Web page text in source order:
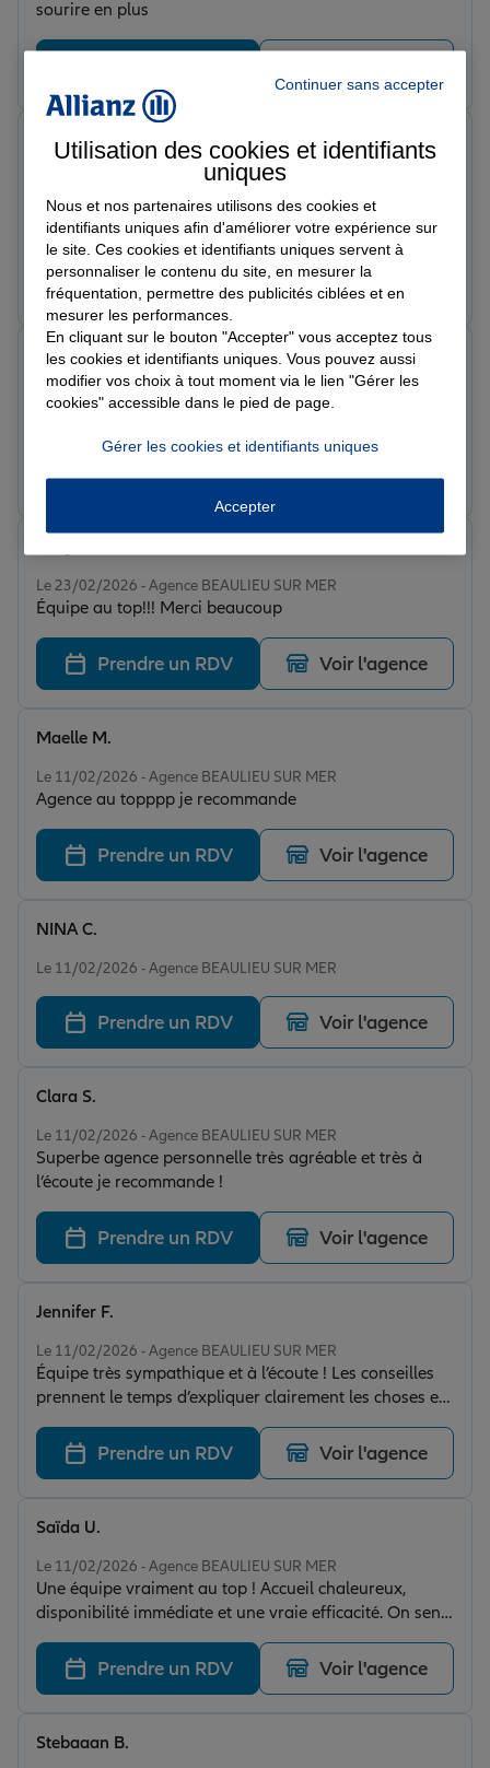
sourire en plus
Note de 5 sur 5
Le 25/02/2026 - Agence BEAULIEU SUR MER
Equipe au top, prise en charge de mon petit sinistre en
5 mns, tarif très compétitifs en comparaison de
certaines mutuelles d assurance A bientôt l équipe
Fabrice D.
Prendre un RDV Voir l'agence
Note de 5 sur 5
Le 25/02/2026 - Agence BEAULIEU SUR MER
Super!!!! Service magnifique !!!!
Almantas N.
Prendre un RDV Voir l'agence
Le 23/02/2026 - Agence BEAULIEU SUR MER
Équipe au top!!! Merci beaucoup
Prendre un RDV Voir l'agence
Le 11/02/2026 - Agence BEAULIEU SUR MER
Agence au topppp je recommande
Maelle M.
Prendre un RDV Voir l'agence
Le 11/02/2026 - Agence BEAULIEU SUR MER
NINA C.
Prendre un RDV Voir l'agence
Le 11/02/2026 - Agence BEAULIEU SUR MER
Superbe agence personnelle très agréable et très à
l’écoute je recommande !
Clara S.
Prendre un RDV Voir l'agence
Le 11/02/2026 - Agence BEAULIEU SUR MER
Équipe très sympathique et à l’écoute ! Les conseilles
prennent le temps d’expliquer clairement les choses et
se montrent vraiment disponibles pour aider.
Jennifer F.
Prendre un RDV Voir l'agence
Le 11/02/2026 - Agence BEAULIEU SUR MER
Une équipe vraiment au top ! Accueil chaleureux,
disponibilité immédiate et une vraie efficacité. On sent
des personnes qui maîtrisent parfaitement leur métier.
C’est rassurant d’avoir affaire à des professionnels
aussi impliqués. Je recommande à 100 %.
Saïda U.
Prendre un RDV Voir l'agence
Stebaaan B.
Continuer sans accepter
Utilisation des cookies et identifiants
uniques
Nous et nos partenaires utilisons des cookies et
identifiants uniques afin d'améliorer votre expérience sur
le site. Ces cookies et identifiants uniques servent à
personnaliser le contenu du site, en mesurer la
fréquentation, permettre des publicités ciblées et en
mesurer les performances.
En cliquant sur le bouton "Accepter" vous acceptez tous
les cookies et identifiants uniques. Vous pouvez aussi
modifier vos choix à tout moment via le lien "Gérer les
cookies" accessible dans le pied de page.
Gérer les cookies et identifiants uniques
Accepter